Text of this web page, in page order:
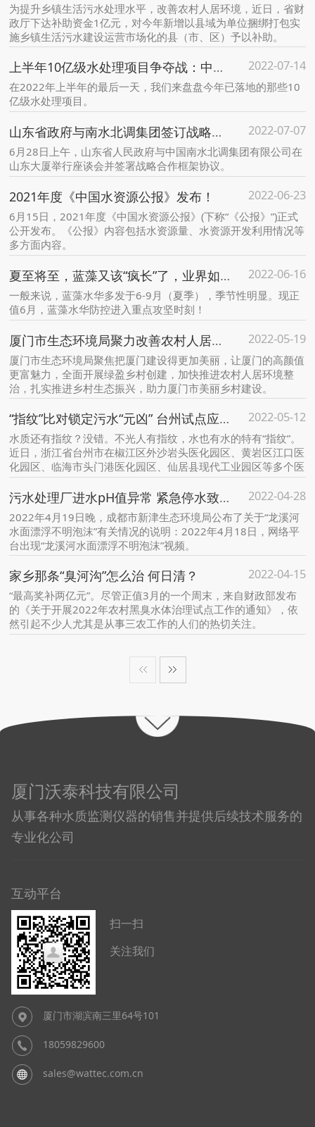
为提升乡镇生活污水处理水平，改善农村人居环境，近日，省财
政厅下达补助资金1亿元，对今年新增以县域为单位捆绑打包实
施乡镇生活污水建设运营市场化的县（市、区）予以补助。
上半年10亿级水处理项目争夺战：中铁、中电建各参与拿单超200亿 西南地区快速崛起 2022-07-14
在2022年上半年的最后一天，我们来盘盘今年已落地的那些10
亿级水处理项目。
山东省政府与南水北调集团签订战略合作框架协议 2022-07-07
6月28日上午，山东省人民政府与中国南水北调集团有限公司在
山东大厦举行座谈会并签署战略合作框架协议。
2021年度《中国水资源公报》发布！ 2022-06-23
6月15日，2021年度《中国水资源公报》(下称“《公报》”)正式
公开发布。《公报》内容包括水资源量、水资源开发利用情况等
多方面内容。
夏至将至，蓝藻又该“疯长”了，业界如何应对？ 2022-06-16
一般来说，蓝藻水华多发于6-9月（夏季），季节性明显。现正
值6月，蓝藻水华防控进入重点攻坚时刻！
厦门市生态环境局聚力改善农村人居环境 助力推进乡村生态振兴 2022-05-19
厦门市生态环境局聚焦把厦门建设得更加美丽，让厦门的高颜值
更富魅力，全面开展绿盈乡村创建，加快推进农村人居环境整
治，扎实推进乡村生态振兴，助力厦门市美丽乡村建设。
“指纹”比对锁定污水“元凶” 台州试点应用水质指纹监测溯源技术 2022-05-12
水质还有指纹？没错。不光人有指纹，水也有水的特有“指纹”。
近日，浙江省台州市在椒江区外沙岩头医化园区、黄岩区江口医
化园区、临海市头门港医化园区、仙居县现代工业园区等多个医
化园区试点应用了水质指纹监测溯源技术。
污水处理厂进水pH值异常 紧急停水致污水外溢产生不明泡沫！ 2022-04-28
2022年4月19日晚，成都市新津生态环境局公布了关于“龙溪河
水面漂浮不明泡沫”有关情况的说明：2022年4月18日，网络平
台出现“龙溪河水面漂浮不明泡沫”视频。
家乡那条“臭河沟”怎么治 何日清？ 2022-04-15
“最高奖补两亿元”。尽管正值3月的一个周末，来自财政部发布
的《关于开展2022年农村黑臭水体治理试点工作的通知》，依
然引起不少人尤其是从事三农工作的人们的热切关注。
厦门沃泰科技有限公司
从事各种水质监测仪器的销售并提供后续技术服务的
专业化公司
互动平台
扫一扫
关注我们
厦门市湖滨南三里64号101
18059829600
sales@wattec.com.cn